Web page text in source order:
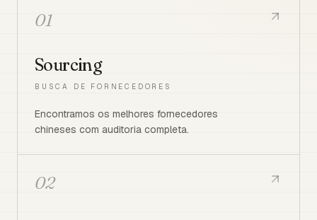
01
Sourcing
BUSCA DE FORNECEDORES
Encontramos os melhores fornecedores
chineses com auditoria completa.
02